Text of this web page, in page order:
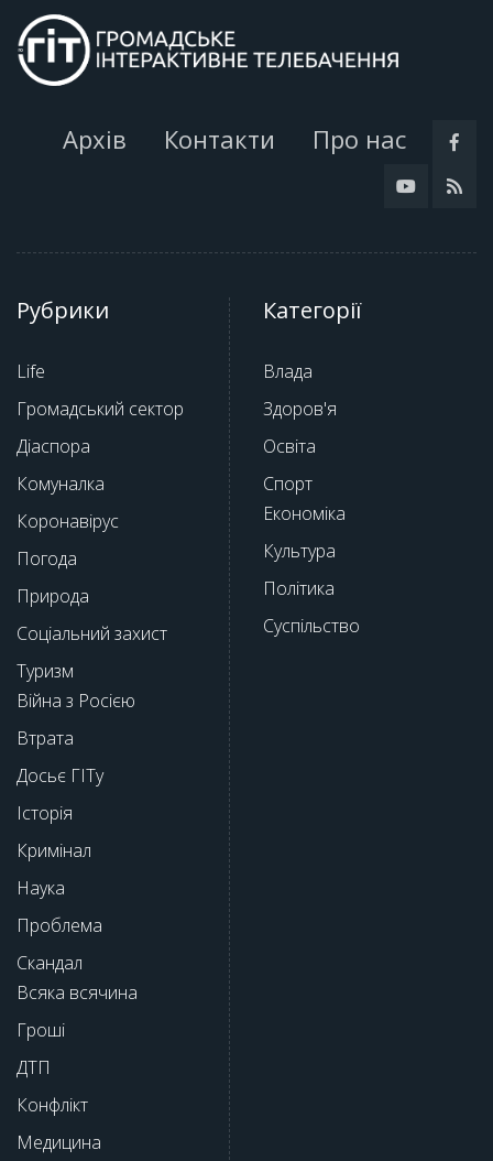
Архів Контакти Про нас
Рубрики
Life
Громадський сектор
Діаспора
Комуналка
Коронавірус
Погода
Природа
Соціальний захист
Туризм
Війна з Росією
Втрата
Досьє ГІТу
Історія
Кримінал
Наука
Проблема
Скандал
Всяка всячина
Гроші
ДТП
Конфлікт
Медицина
Категорії
Влада
Здоров'я
Освіта
Спорт
Економіка
Культура
Політика
Суспільство